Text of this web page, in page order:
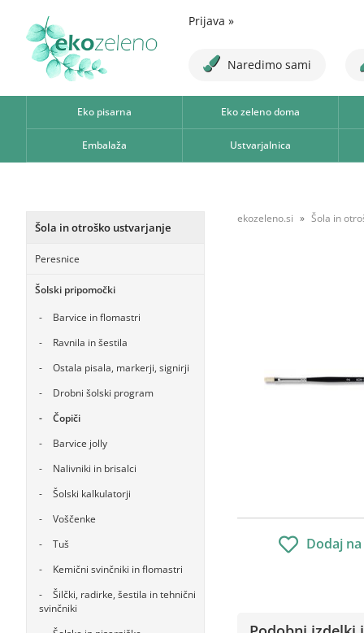
Prijava »
Naredimo sami
Eko pisarna Eko zeleno doma
Embalaža Ustvarjalnica
Šola in otroško ustvarjanje
Peresnice
Šolski pripomočki
Barvice in flomastri
Ravnila in šestila
Ostala pisala, markerji, signirji
Drobni šolski program
Čopiči
Barvice jolly
Nalivniki in brisalci
Šolski kalkulatorji
Voščenke
Tuš
Kemični svinčniki in flomastri
Šilčki, radirke, šestila in tehnični
svinčniki
ekozeleno.si Šola in
Dodaj